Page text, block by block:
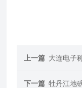
上一篇 大连电子
下一篇 牡丹江地